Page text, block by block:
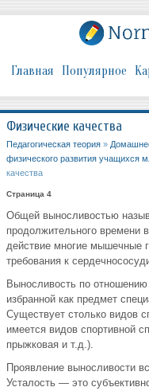
Главная Популярное
Физические качества
Педагогическая теория »
физического развития учащихся
качества
Страница 4
Общей выносливостью
продолжительного времени
действие многие мышечные
требования к
Выносливость по
избранной как предмет
Существует столько видов
имеется видов спортивной
прыжковая и т.д.).
Проявление выносливости
Усталость — это